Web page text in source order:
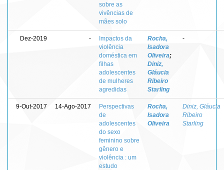
sobre as
vivências de
mães solo
Dez-2019 -
Impactos da
violência
doméstica em
filhas
adolescentes
de mulheres
agredidas
Rocha,
Isadora
Oliveira;
Diniz,
Gláucia
Ribeiro
Starling
-
9-Out-2017 14-Ago-2017
Perspectivas
de
adolescentes
do sexo
feminino sobre
gênero e
violência : um
estudo
Rocha,
Isadora
Oliveira
Diniz, Gláucia
Ribeiro
Starling